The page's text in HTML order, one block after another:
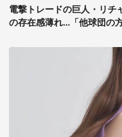
電撃トレードの巨人・リチ
の存在感薄れ...「他球団の